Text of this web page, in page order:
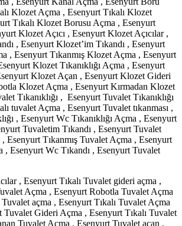
Klozet Açma , Esenyurt Tıkalı Klozet
Tıkalı Klozet Borusu Açma , Esenyurt
Klozet Açıcı , Esenyurt Klozet Açıcılar ,
, Esenyurt Klozet’im Tıkandı , Esenyurt
, Esenyurt Tıkanmış Klozet Açma , Esenyurt
Klozet Tıkanıklığı Açma , Esenyurt
Klozet Açan , Esenyurt Klozet Gideri
Klozet Açma , Esenyurt Kırmadan Klozet
Tıkanıklığı , Esenyurt Tuvalet Tıkanıklığı
tuvalet Açma , Esenyurt Tuvalet tıkanması ,
, Esenyurt Wc Tıkanıklığı Açma , Esenyurt
Tuvaletim Tıkandı , Esenyurt Tuvalet
, Esenyurt Tıkanmış Tuvalet Açma , Esenyurt
, Esenyurt Wc Tıkandı , Esenyurt Tuvalet
, Esenyurt Tıkalı Tuvalet gideri açma ,
Açma , Esenyurt Robotla Tuvalet Açma
açma , Esenyurt Tıkalı Tuvalet Açma
Gideri Açma , Esenyurt Tıkalı Tuvalet
Tuvalet Açma , Esenyurt Tuvalet açan ,